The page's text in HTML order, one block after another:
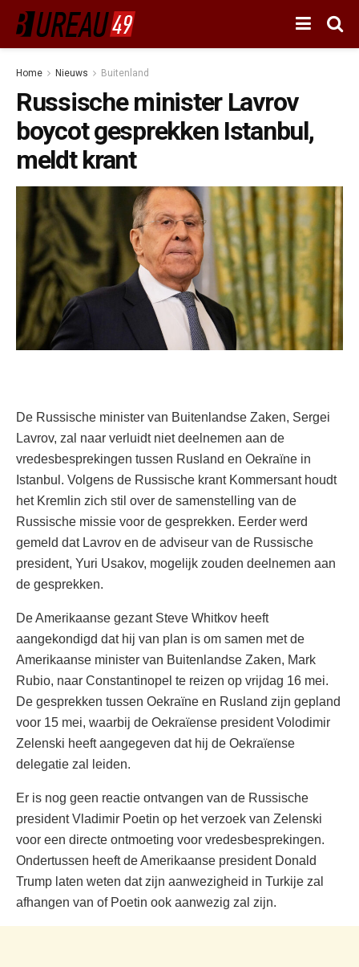
Home Nieuws Buitenland
Russische minister Lavrov
boycot gesprekken Istanbul,
meldt krant
De Russische minister van Buitenlandse Zaken, Sergei
Lavrov, zal naar verluidt niet deelnemen aan de
vredesbesprekingen tussen Rusland en Oekraïne in
Istanbul. Volgens de Russische krant Kommersant houdt
het Kremlin zich stil over de samenstelling van de
Russische missie voor de gesprekken. Eerder werd
gemeld dat Lavrov en de adviseur van de Russische
president, Yuri Usakov, mogelijk zouden deelnemen aan
de gesprekken.
De Amerikaanse gezant Steve Whitkov heeft
aangekondigd dat hij van plan is om samen met de
Amerikaanse minister van Buitenlandse Zaken, Mark
Rubio, naar Constantinopel te reizen op vrijdag 16 mei.
De gesprekken tussen Oekraïne en Rusland zijn gepland
voor 15 mei, waarbij de Oekraïense president Volodimir
Zelenski heeft aangegeven dat hij de Oekraïense
delegatie zal leiden.
Er is nog geen reactie ontvangen van de Russische
president Vladimir Poetin op het verzoek van Zelenski
voor een directe ontmoeting voor vredesbesprekingen.
Ondertussen heeft de Amerikaanse president Donald
Trump laten weten dat zijn aanwezigheid in Turkije zal
afhangen van of Poetin ook aanwezig zal zijn.